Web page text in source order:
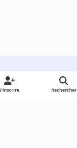
Rechercher